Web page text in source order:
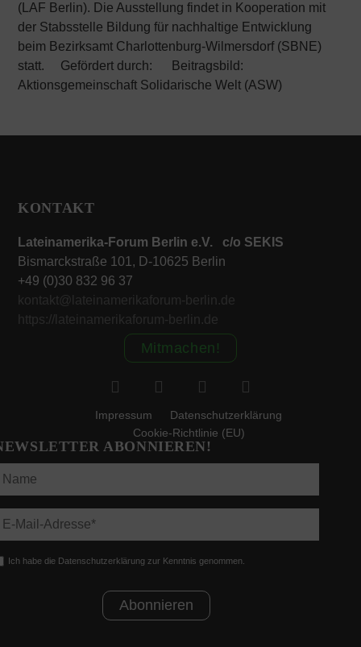
(LAF Berlin). Die Ausstellung findet in Kooperation mit
der Stabsstelle Bildung für nachhaltige Entwicklung
beim Bezirksamt Charlottenburg-Wilmersdorf (SBNE)
statt.
Gefördert durch:
Beitragsbild:
Aktionsgemeinschaft Solidarische Welt (ASW)
KONTAKT
Lateinamerika-Forum Berlin e.V. c/o SEKIS
Bismarckstraße 101, D-10625 Berlin
+49 (0)30 832 96 37
kontakt@lateinamerikaforum-berlin.de
https://lateinamerikaforum-berlin.de
Mitmachen!
Impressum
Datenschutzerklärung
Cookie-Richtlinie (EU)
ABONNIEREN!
Ich habe die Datenschutzerklärung zur Kenntnis genommen.